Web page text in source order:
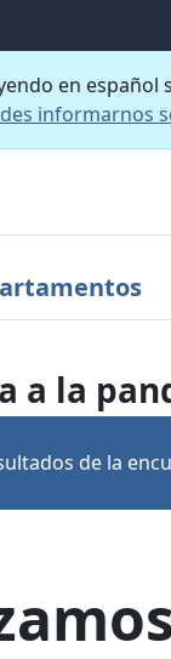
en
informarnos
la
de la